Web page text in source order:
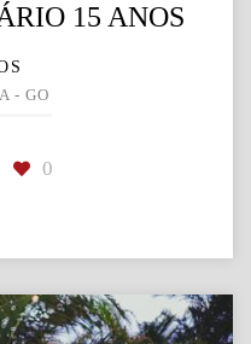
15 ANOS
- GO
0